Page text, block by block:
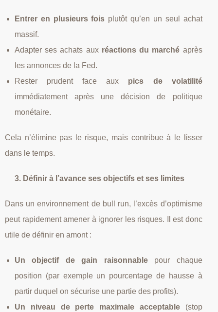
Entrer en plusieurs fois plutôt qu’en un seul achat
massif.
Adapter ses achats aux réactions du marché après
les annonces de la Fed.
Rester prudent face aux pics de volatilité
immédiatement après une décision de politique
monétaire.
Cela n’élimine pas le risque, mais contribue à le lisser
dans le temps.
3. Définir à l’avance ses objectifs et ses limites
Dans un environnement de bull run, l’excès d’optimisme
peut rapidement amener à ignorer les risques. Il est donc
utile de définir en amont :
Un objectif de gain raisonnablepour chaque
position (par exemple un pourcentage de hausse à
partir duquel on sécurise une partie des profits).
Un niveau de perte maximale acceptable(stop